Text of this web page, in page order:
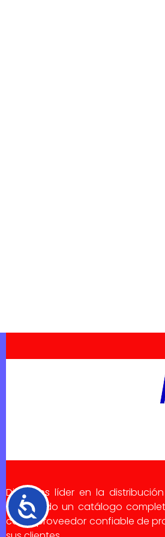
Accesibilidad
Dialsa es líder en la
ofreciendo un catálogo
como proveedor confiable de